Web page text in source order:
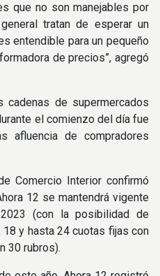
que no son manejables por
tratan de esperar un
entendible para un pequeño
de precios”, agregó
cadenas de supermercados
el comienzo del día fue
afluencia de compradores
Comercio Interior confirmó
12 se mantendrá vigente
(con la posibilidad de
18 y hasta 24 cuotas fijas con
30 rubros).